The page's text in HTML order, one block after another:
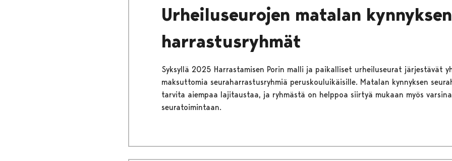
Urheiluseurojen matalan kynnyksen
harrastusryhmät
Syksyllä 2025 Harrastamisen Porin malli ja paikalliset urheiluseurat järjestävät
maksuttomia seuraharrastusryhmiä peruskouluikäisille. Matalan kynnyksen
tarvita aiempaa lajitaustaa, ja ryhmästä on helppoa siirtyä mukaan myös
seuratoimintaan.